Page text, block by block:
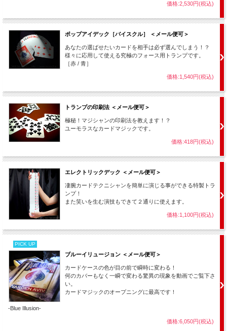
価格:2,530円(税込)
ポップアイデック［バイスクル］ ＜メール便可＞
あなたの選ばせたいカードを相手は必ず選んでしまう！？
様々に応用して使える究極のフォース用トランプです。
［赤 / 青］
価格:1,540円(税込)
トランプの印刷法 ＜メール便可＞
極秘！マジシャンの印刷法を教えます！？
ユーモラスなカードマジックです。
価格:418円(税込)
エレクトリックデック ＜メール便可＞
凄腕カードテクニシャンを簡単に演じる事ができる特製トラ
ンプ！
また笑いを生む演技もできて２通りに使えます。
価格:1,100円(税込)
PICK UP
ブルーイリュージョン ＜メール便可＞
カードケースの色が目の前で瞬時に変わる！
何のカバーもなく一瞬で変わる驚異の現象を動画でご覧下さ
い。
カードマジックのオープニングに最高です！
-Blue Illusion-
価格:6,050円(税込)